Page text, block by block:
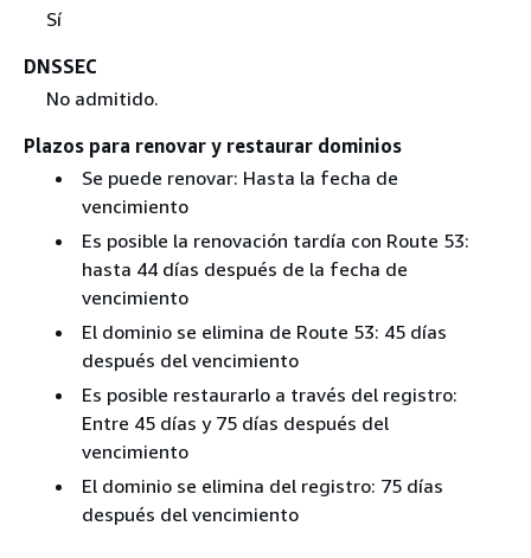
Sí
DNSSEC
No admitido.
Plazos para renovar y restaurar dominios
Se puede renovar: Hasta la fecha de
vencimiento
Es posible la renovación tardía con Route 53:
hasta 44 días después de la fecha de
vencimiento
El dominio se elimina de Route 53: 45 días
después del vencimiento
Es posible restaurarlo a través del registro:
Entre 45 días y 75 días después del
vencimiento
El dominio se elimina del registro: 75 días
después del vencimiento